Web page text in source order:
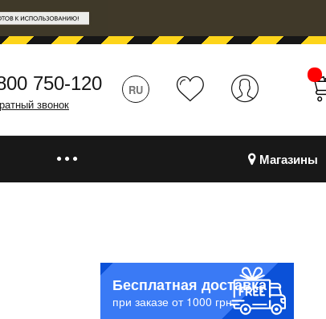
750-120
звонок
RU
Магазины
Бесплатная доставка
при заказе от 1000 грн.